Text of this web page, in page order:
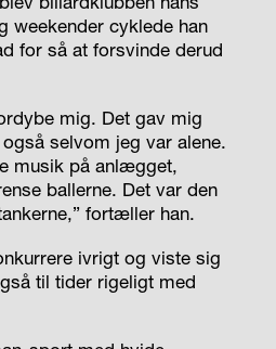
weekender cyklede han
for så at forsvinde derud
mig. Det gav mig
selvom jeg var alene.
musik på anlægget,
ballerne. Det var den
fortæller han.
ivrigt og viste sig
til tider rigeligt med